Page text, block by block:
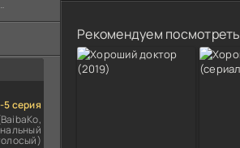
5 серия
Рекомендуем